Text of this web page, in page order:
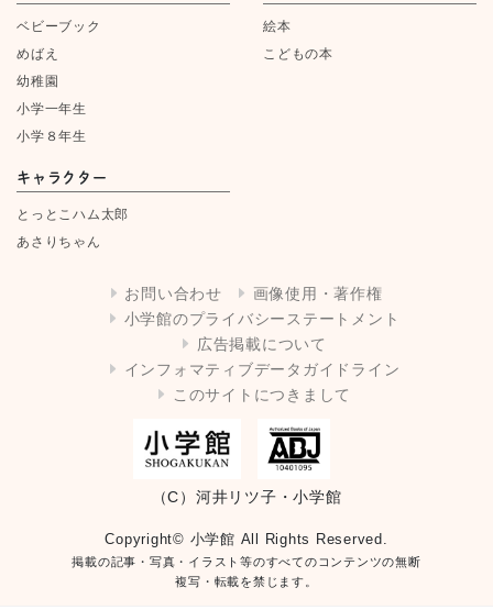
ベビーブック
めばえ
幼稚園
小学一年生
小学８年生
絵本
こどもの本
キャラクター
とっとこハム太郎
あさりちゃん
お問い合わせ
画像使用・著作権
小学館のプライバシーステートメント
広告掲載について
インフォマティブデータガイドライン
このサイトにつきまして
（C）河井リツ子・小学館
Copyright© 小学館 All Rights Reserved.
掲載の記事・写真・イラスト等のすべてのコンテンツの無断
複写・転載を禁じます。